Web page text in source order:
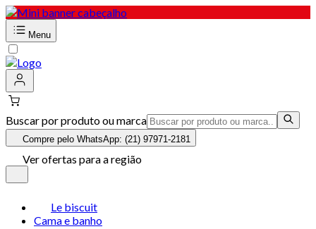
Menu
Buscar por produto ou marca
Compre pelo WhatsApp: (21) 97971-2181
Ver ofertas para a região
Le biscuit
Cama e banho